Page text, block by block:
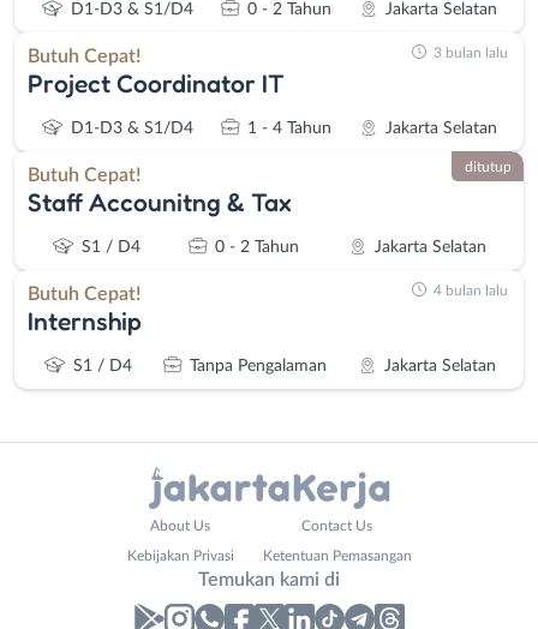
D1-D3 & S1/D4 0 - 2 Tahun Jakarta Selatan
Butuh Cepat!
Project Coordinator IT
D1-D3 & S1/D4 1 - 4 Tahun Jakarta Selatan
3 bulan lalu
Butuh Cepat!
Staff Accounitng & Tax
S1 / D4 0 - 2 Tahun Jakarta Selatan
ditutup
Butuh Cepat!
Internship
S1 / D4 Tanpa Pengalaman Jakarta Selatan
4 bulan lalu
About Us Contact Us
Kebijakan Privasi Ketentuan Pemasangan
Temukan kami di